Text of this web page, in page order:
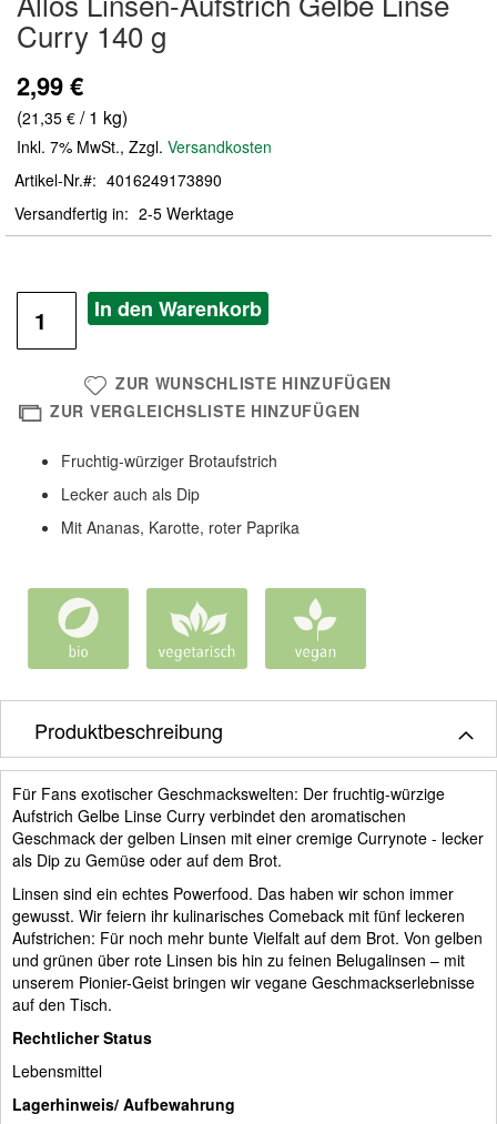
der
Bildergalerie
Curry 140 g
2,99 €
(21,35 € / 1 kg)
Inkl. 7% MwSt., Zzgl. Versandkosten
Artikel-Nr.
4016249173890
Versandfertig in
2-5 Werktage
In den Warenkorb
ZUR WUNSCHLISTE HINZUFÜGEN
ZUR VERGLEICHSLISTE HINZUFÜGEN
Fruchtig-würziger Brotaufstrich
Lecker auch als Dip
Mit Ananas, Karotte, roter Paprika
Produktbeschreibung
Für Fans exotischer Geschmackswelten: Der fruchtig-würzige
Aufstrich Gelbe Linse Curry verbindet den aromatischen
Geschmack der gelben Linsen mit einer cremige Currynote - lecker
als Dip zu Gemüse oder auf dem Brot.
Linsen sind ein echtes Powerfood. Das haben wir schon immer
gewusst. Wir feiern ihr kulinarisches Comeback mit fünf leckeren
Aufstrichen: Für noch mehr bunte Vielfalt auf dem Brot. Von gelben
und grünen über rote Linsen bis hin zu feinen Belugalinsen – mit
unserem Pionier-Geist bringen wir vegane Geschmackserlebnisse
auf den Tisch.
Rechtlicher Status
Lebensmittel
Lagerhinweis/ Aufbewahrung